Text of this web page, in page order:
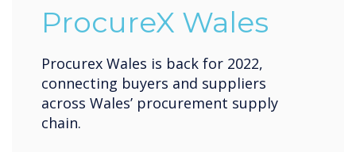
ProcureX Wales
Procurex Wales is back for 2022,
connecting buyers and suppliers
across Wales’ procurement supply
chain.